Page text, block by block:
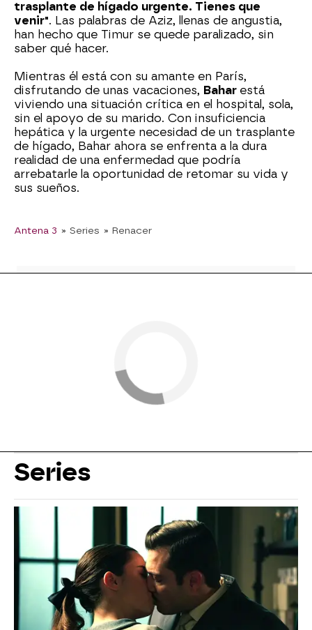
trasplante de hígado urgente. Tienes que
venir". Las palabras de Aziz, llenas de angustia,
han hecho que Timur se quede paralizado, sin
saber qué hacer.
Mientras él está con su amante en París,
disfrutando de unas vacaciones, Bahar está
viviendo una situación crítica en el hospital, sola,
sin el apoyo de su marido. Con insuficiencia
hepática y la urgente necesidad de un trasplante
de hígado, Bahar ahora se enfrenta a la dura
realidad de una enfermedad que podría
arrebatarle la oportunidad de retomar su vida y
sus sueños.
Antena 3 » Series » Renacer
Series